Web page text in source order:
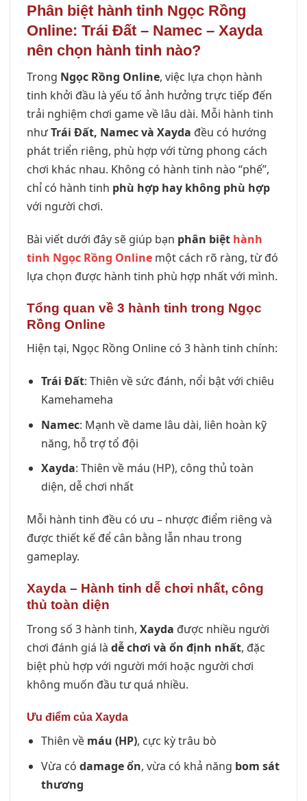
Phân biệt hành tinh Ngọc Rồng
Online: Trái Đất – Namec – Xayda
nên chọn hành tinh nào?
Trong Ngọc Rồng Online, việc lựa chọn hành
tinh khởi đầu là yếu tố ảnh hưởng trực tiếp đến
trải nghiệm chơi game về lâu dài. Mỗi hành tinh
nhưTrái Đất, Namec và Xayda đều có hướng
phát triển riêng, phù hợp với từng phong cách
chơi khác nhau. Không có hành tinh nào “phế”,
chỉ có hành tinh phù hợp hay không phù hợp
với người chơi.
Bài viết dưới đây sẽ giúp bạn phân biệt hành
tinh Ngọc Rồng Online một cách rõ ràng, từ đó
lựa chọn được hành tinh phù hợp nhất với mình.
Tổng quan về 3 hành tinh trong Ngọc
Rồng Online
Hiện tại, Ngọc Rồng Online có 3 hành tinh chính:
Trái Đất: Thiên về sức đánh, nổi bật với chiêu
Kamehameha
Namec: Mạnh về dame lâu dài, liên hoàn kỹ
năng, hỗ trợ tổ đội
Xayda: Thiên về máu (HP), công thủ toàn
diện, dễ chơi nhất
Mỗi hành tinh đều có ưu – nhược điểm riêng và
được thiết kế để cân bằng lẫn nhau trong
gameplay.
Xayda – Hành tinh dễ chơi nhất, công
thủ toàn diện
Trong số 3 hành tinh, Xayda được nhiều người
chơi đánh giá là dễ chơi và ổn định nhất, đặc
biệt phù hợp với người mới hoặc người chơi
không muốn đầu tư quá nhiều.
Ưu điểm của Xayda
Thiên về máu (HP), cực kỳ trâu bò
Vừa có damage ổn, vừa có khả năng bom sát
thương